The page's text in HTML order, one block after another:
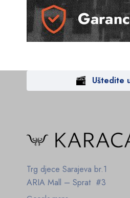
Uštedite
Trg djece Sarajeva br.1
ARIA Mall – Sprat #3